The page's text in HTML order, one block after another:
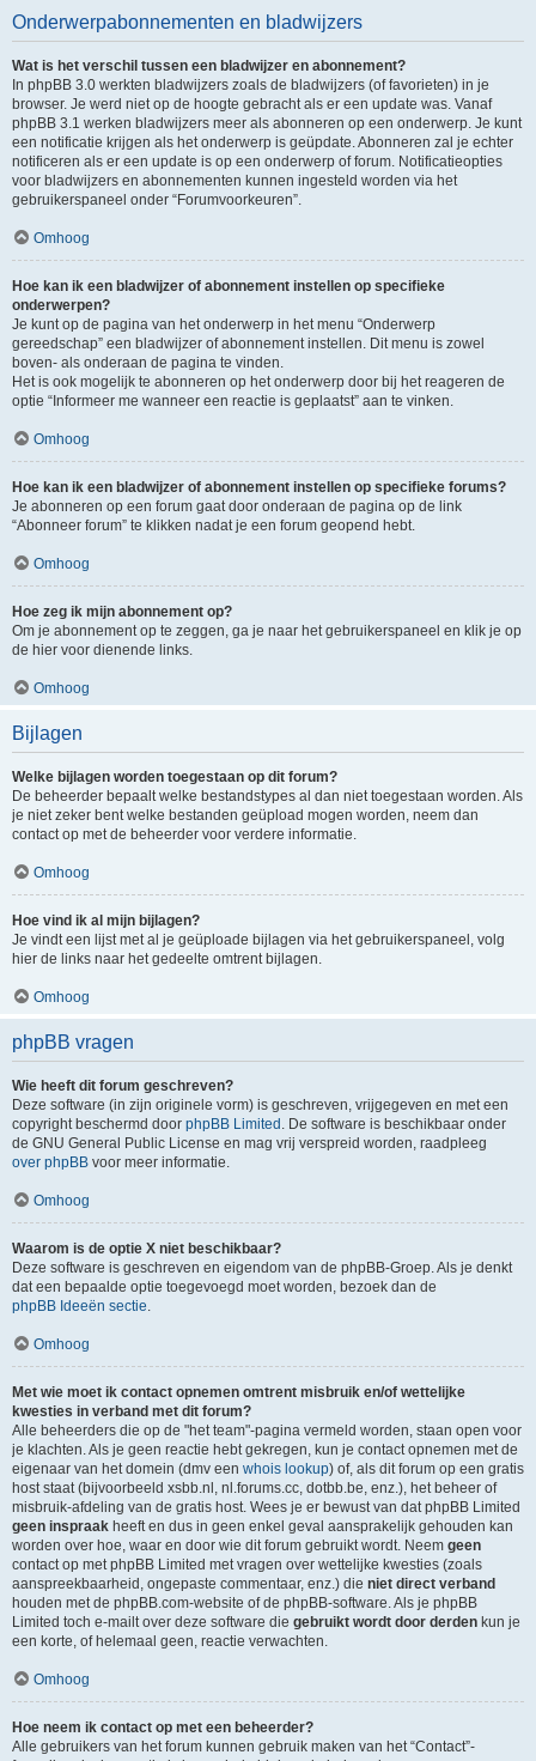
Onderwerpabonnementen en bladwijzers
Wat is het verschil tussen een bladwijzer en abonnement?
In phpBB 3.0 werkten bladwijzers zoals de bladwijzers (of favorieten) in je
browser. Je werd niet op de hoogte gebracht als er een update was. Vanaf
phpBB 3.1 werken bladwijzers meer als abonneren op een onderwerp. Je kunt
een notificatie krijgen als het onderwerp is geüpdate. Abonneren zal je echter
notificeren als er een update is op een onderwerp of forum. Notificatieopties
voor bladwijzers en abonnementen kunnen ingesteld worden via het
gebruikerspaneel onder “Forumvoorkeuren”.
Omhoog
Hoe kan ik een bladwijzer of abonnement instellen op specifieke
onderwerpen?
Je kunt op de pagina van het onderwerp in het menu “Onderwerp
gereedschap” een bladwijzer of abonnement instellen. Dit menu is zowel
boven- als onderaan de pagina te vinden.
Het is ook mogelijk te abonneren op het onderwerp door bij het reageren de
optie “Informeer me wanneer een reactie is geplaatst” aan te vinken.
Omhoog
Hoe kan ik een bladwijzer of abonnement instellen op specifieke forums?
Je abonneren op een forum gaat door onderaan de pagina op de link
“Abonneer forum” te klikken nadat je een forum geopend hebt.
Omhoog
Hoe zeg ik mijn abonnement op?
Om je abonnement op te zeggen, ga je naar het gebruikerspaneel en klik je op
de hier voor dienende links.
Omhoog
Bijlagen
Welke bijlagen worden toegestaan op dit forum?
De beheerder bepaalt welke bestandstypes al dan niet toegestaan worden. Als
je niet zeker bent welke bestanden geüpload mogen worden, neem dan
contact op met de beheerder voor verdere informatie.
Omhoog
Hoe vind ik al mijn bijlagen?
Je vindt een lijst met al je geüploade bijlagen via het gebruikerspaneel, volg
hier de links naar het gedeelte omtrent bijlagen.
Omhoog
phpBB vragen
Wie heeft dit forum geschreven?
Deze software (in zijn originele vorm) is geschreven, vrijgegeven en met een
copyright beschermd door phpBB Limited . De software is beschikbaar onder
de GNU General Public License en mag vrij verspreid worden, raadpleeg
over phpBB voor meer informatie.
Omhoog
Waarom is de optie X niet beschikbaar?
Deze software is geschreven en eigendom van de phpBB-Groep. Als je denkt
dat een bepaalde optie toegevoegd moet worden, bezoek dan de
phpBB Ideeën sectie
Omhoog
Met wie moet ik contact opnemen omtrent misbruik en/of wettelijke
kwesties in verband met dit forum?
Alle beheerders die op de "het team"-pagina vermeld worden, staan open voor
je klachten. Als je geen reactie hebt gekregen, kun je contact opnemen met de
eigenaar van het domein (dmv een whois lookup) of, als dit forum op een gratis
host staat (bijvoorbeeld xsbb.nl, nl.forums.cc, dotbb.be, enz.), het beheer of
misbruik-afdeling van de gratis host. Wees je er bewust van dat phpBB Limited
geen inspraak heeft en dus in geen enkel geval aansprakelijk gehouden kan
worden over hoe, waar en door wie dit forum gebruikt wordt. Neem geen
contact op met phpBB Limited met vragen over wettelijke kwesties (zoals
aanspreekbaarheid, ongepaste commentaar, enz.) die niet direct verband
houden met de phpBB.com-website of de phpBB-software. Als je phpBB
Limited toch e-mailt over deze software die gebruikt wordt door derden kun je
een korte, of helemaal geen, reactie verwachten.
Omhoog
Hoe neem ik contact op met een beheerder?
Alle gebruikers van het forum kunnen gebruik maken van het “Contact”-